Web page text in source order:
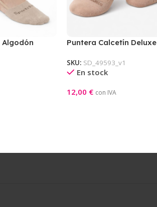
Algodón Puntera Calcetín Deluxe
SKU: SD_49593_v1
En stock
12,00 € con IVA